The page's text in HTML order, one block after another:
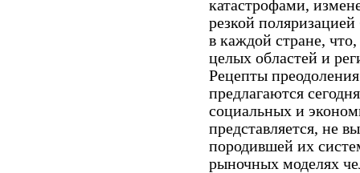
катастрофами,
резкой
в каждой стране,
целых областей и
Рецепты
предлагаются
социальных и
представляется, не
породившей их
рыночных моделях